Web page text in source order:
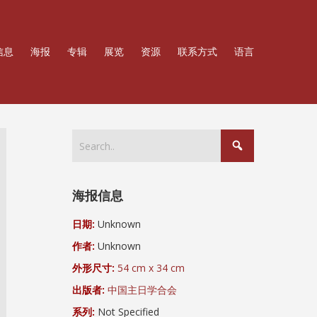
息 海报 专辑 展览 资源 联系方式 语言
海报信息
日期: Unknown
作者: Unknown
外形尺寸: 54 cm x 34 cm
出版者: 中国主日学合会
系列: Not Specified